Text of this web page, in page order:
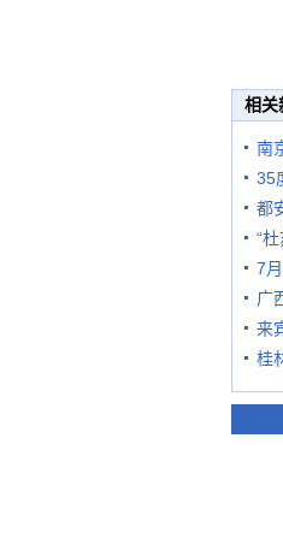
相关
南
35
都
“
7
广
来
桂